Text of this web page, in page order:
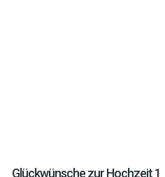
Glückwünsche zur Hochzeit 1